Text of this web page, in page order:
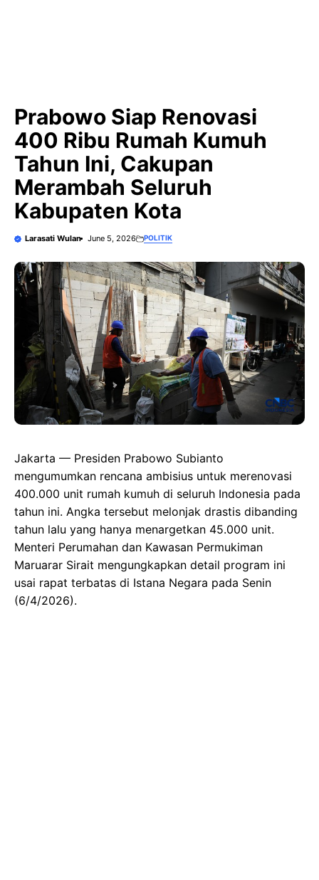
Prabowo Siap Renovasi
400 Ribu Rumah Kumuh
Tahun Ini, Cakupan
Merambah Seluruh
Kabupaten Kota
Larasati Wulan June 5, 2026 POLITIK
Jakarta — Presiden Prabowo Subianto
mengumumkan rencana ambisius untuk merenovasi
400.000 unit rumah kumuh di seluruh Indonesia pada
tahun ini. Angka tersebut melonjak drastis dibanding
tahun lalu yang hanya menargetkan 45.000 unit.
Menteri Perumahan dan Kawasan Permukiman
Maruarar Sirait mengungkapkan detail program ini
usai rapat terbatas di Istana Negara pada Senin
(6/4/2026).